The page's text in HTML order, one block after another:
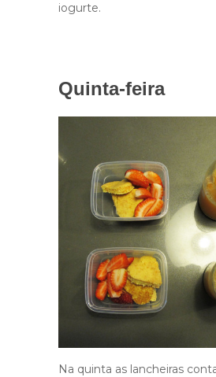
iogurte.
Quinta-feira
Na quinta as lancheiras